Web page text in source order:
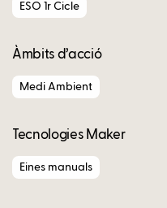
ESO 1r Cicle
Àmbits d’acció
Medi Ambient
Tecnologies Maker
Eines manuals